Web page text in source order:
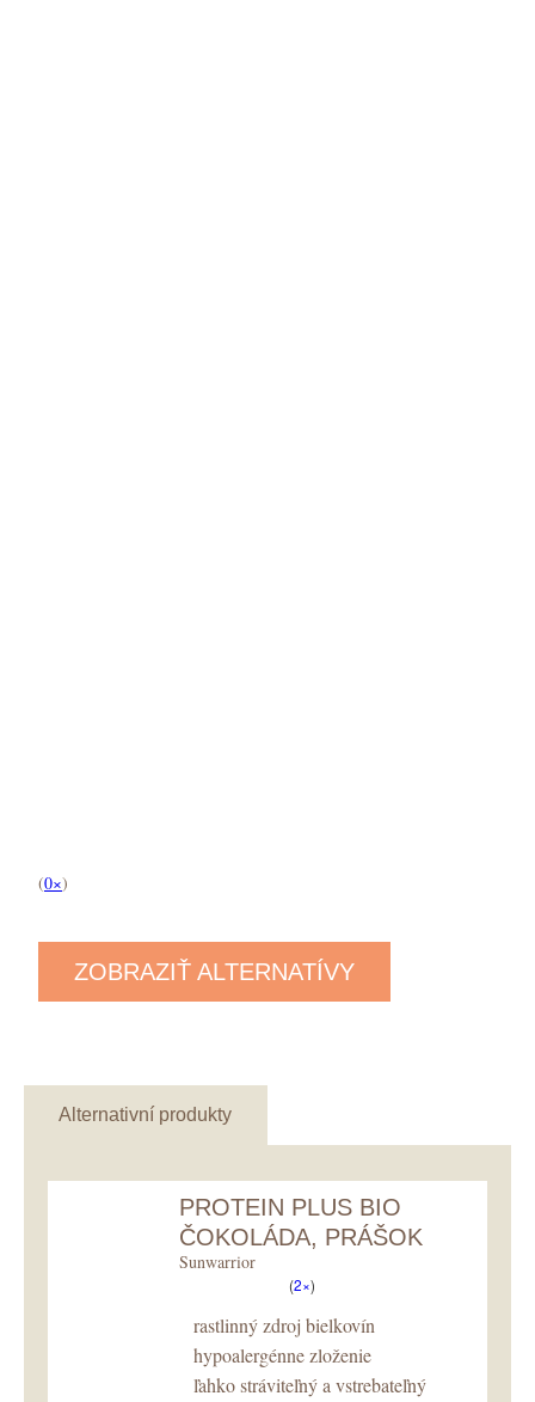
(0×)
ZOBRAZIŤ ALTERNATÍVY
Alternativní produkty
PROTEIN PLUS BIO
ČOKOLÁDA, PRÁŠOK
Sunwarrior
(2×)
rastlinný zdroj bielkovín
hypoalergénne zloženie
ľahko stráviteľný a vstrebateľný